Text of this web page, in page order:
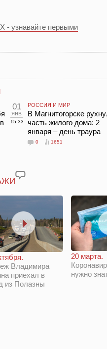
- узнавайте первыми
01
янв
15:33
РОССИЯ И МИР
В Магнитогорске
часть жилого дома: 2
января – день траура
0 1651
Владимира
приехал в
из Полазны
20 марта.
нужно